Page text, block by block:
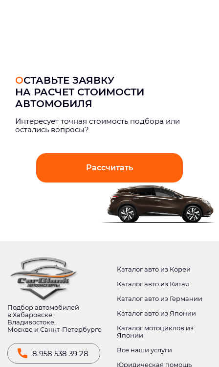
ОСТАВЬТЕ ЗАЯВКУ
НА РАСЧЕТ СТОИМОСТИ
АВТОМОБИЛЯ
Интерeсует точная стоимость подбора или
остались вопросы?
Рассчитать
Подбор автомобилей
в Хабаровске,
Владивостоке,
Москве и Санкт-Петербурге
8 958 538 39 28
Каталог авто из Кореи
Каталог авто из Китая
Каталог авто из Германии
Каталог авто из Японии
Каталог мотоциклов из
Японии
Все наши услуги
Юридическая помощь